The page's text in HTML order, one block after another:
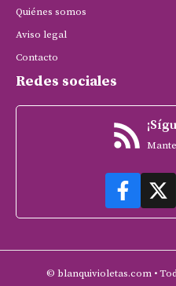
Quiénes somos
Aviso legal
Contacto
Redes sociales
© blanquivioletas.com •